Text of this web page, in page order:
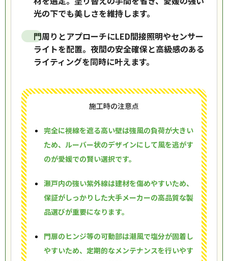
光の下でも美しさを維持します。
門周りとアプローチにLED間接照明やセンサー
ライトを配置。夜間の安全確保と高級感のある
ライティングを同時に叶えます。
施工時の注意点
完全に視線を遮る高い壁は強風の負荷が大きい
ため、ルーバー状のデザインにして風を逃がす
のが愛媛での賢い選択です。
瀬戸内の強い紫外線は建材を傷めやすいため、
保証がしっかりした大手メーカーの高品質な製
品選びが重要になります。
門扉のヒンジ等の可動部は潮風で塩分が固着し
やすいため、定期的なメンテナンスを行いやす